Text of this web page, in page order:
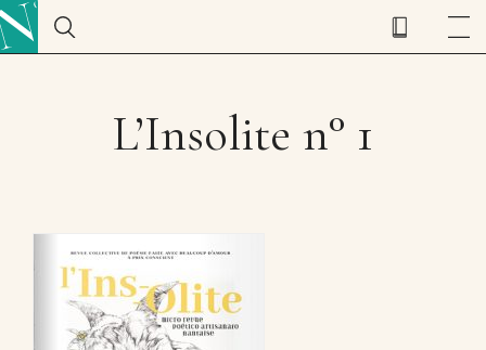
L’Insolite n° 1